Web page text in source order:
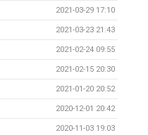
2021-03-29 17:10
2021-03-23 21:43
2021-02-24 09:55
2021-02-15 20:30
2021-01-20 20:52
2020-12-01 20:42
2020-11-03 19:03